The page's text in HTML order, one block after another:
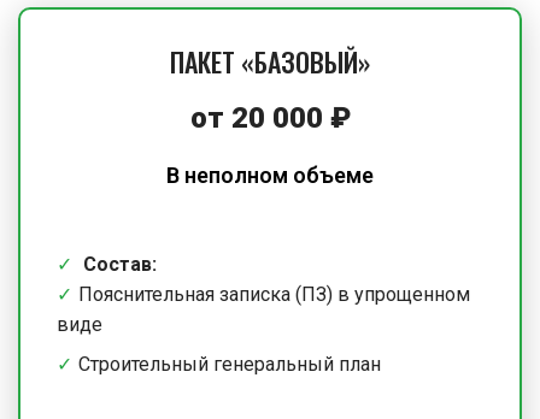
ПАКЕТ «БАЗОВЫЙ»
от 20 000 ₽
В неполном объеме
Состав:
Пояснительная записка (ПЗ) в упрощенном
виде
Строительный генеральный план